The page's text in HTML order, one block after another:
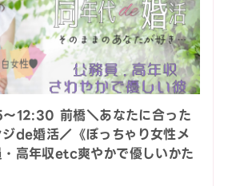
12:30 前橋＼あなたに合った
de婚活／《ぽっちゃり女性メ
高年収etc爽やかで優しいかた